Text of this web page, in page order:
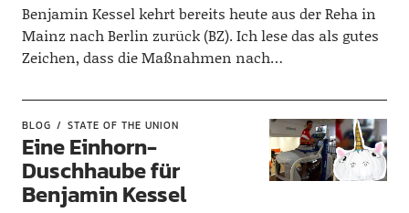
Benjamin Kessel kehrt bereits heute aus der Reha in
Mainz nach Berlin zurück (BZ). Ich lese das als gutes
Zeichen, dass die Maßnahmen nach…
BLOG STATE OF THE UNION
Eine Einhorn-
Duschhaube für
Benjamin Kessel